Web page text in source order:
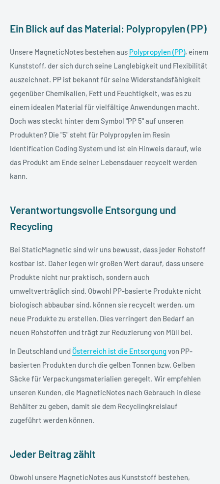
Ein Blick auf das Material: Polypropylen (PP)
Unsere MagneticNotes bestehen aus Polypropylen (PP), einem
Kunststoff, der sich durch seine Langlebigkeit und Flexibilität
auszeichnet. PP ist bekannt für seine Widerstandsfähigkeit
gegenüber Chemikalien, Fett und Feuchtigkeit, was es zu
einem idealen Material für vielfältige Anwendungen macht.
Doch was steckt hinter dem Symbol "PP 5" auf unseren
Produkten? Die "5" steht für Polypropylen im Resin
Identification Coding System und ist ein Hinweis darauf, wie
das Produkt am Ende seiner Lebensdauer recycelt werden
kann.
Verantwortungsvolle Entsorgung und
Recycling
Bei StaticMagnetic sind wir uns bewusst, dass jeder Rohstoff
kostbar ist. Daher legen wir großen Wert darauf, dass unsere
Produkte nicht nur praktisch, sondern auch
umweltverträglich sind. Obwohl PP-basierte Produkte nicht
biologisch abbaubar sind, können sie recycelt werden, um
neue Produkte zu erstellen. Dies verringert den Bedarf an
neuen Rohstoffen und trägt zur Reduzierung von Müll bei.
In Deutschland und Österreich ist die Entsorgungvon PP-
basierten Produkten durch die gelben Tonnen bzw. Gelben
Säcke für Verpackungsmaterialien geregelt. Wir empfehlen
unseren Kunden, die MagneticNotes nach Gebrauch in diese
Behälter zu geben, damit sie dem Recyclingkreislauf
zugeführt werden können.
Jeder Beitrag zählt
Obwohl unsere MagneticNotes aus Kunststoff bestehen,